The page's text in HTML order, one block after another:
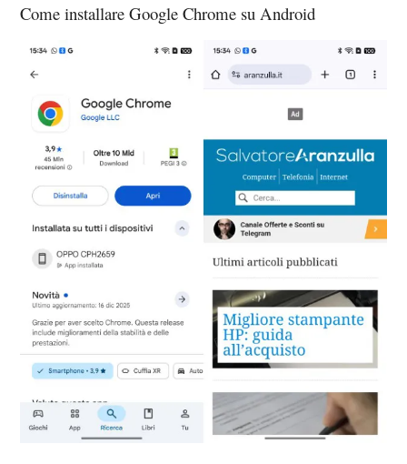
Come installare Google Chrome su Android